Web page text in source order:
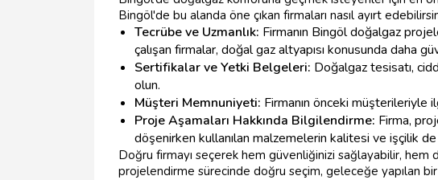
Bingöl'de bu alanda öne çıkan firmaları nasıl ayırt
Tecrübe ve Uzmanlık: Firmanın Bingöl doğalgaz
çalışan firmalar, doğal gaz altyapısı konusunda daha
Sertifikalar ve Yetki Belgeleri: Doğalgaz tesisatı,
olun.
Müşteri Memnuniyeti: Firmanın önceki müşterileriyle
Proje Aşamaları Hakkında Bilgilendirme: Firma,
döşenirken kullanılan malzemelerin kalitesi ve işçilik
Doğru firmayı seçerek hem güvenliğinizi sağlayabilir,
projelendirme sürecinde doğru seçim, geleceğe yapılan bir